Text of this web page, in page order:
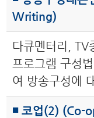
Writing)
다큐멘터리, TV
프로그램 구성
여 방송구성에
◾ 코업(2)